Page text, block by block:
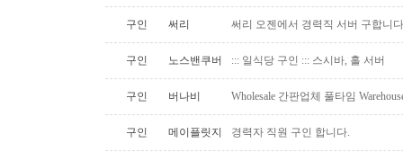
구인 써리 써리 오젠에서 경력직 서버 구합니다
구인 노스밴쿠버 ::: 일식당 구인 ::: 스시바, 홀 서버
구인 버나비 Wholesale 간판업체 풀타임
구인 메이플릿지 경력자 직원 구인 합니다.